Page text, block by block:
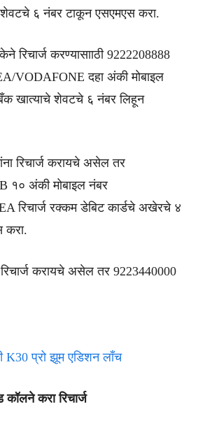
६ नंबर टाकून एसएमएस करा.
करण्यासााठी 9222208888
VODAFONE दहा अंकी मोबाइल
खात्याचे शेवटचे ६ नंबर लिहून
रिचार्ज करायचे असेल तर
१० अंकी मोबाइल नंबर
रिचार्ज रक्कम डेबिट कार्डचे अखेरचे ४
करा.
करायचे असेल तर 9223440000
K30 प्रो झूम एडिशन लाँच
करा रिचार्ज